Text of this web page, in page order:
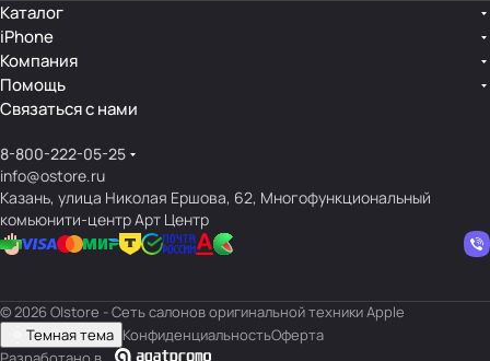
Каталог
iPhone
Компания
Помощь
Связаться с нами
8-800-222-05-25
info@ostore.ru
Казань, улица Николая Ершова, 62, Многофункциональный
комьюнити-центр Арт Центр
© 2026 O|store - Сеть салонов оригинальной техники Apple
Темная тема КонфиденциальностьОферта